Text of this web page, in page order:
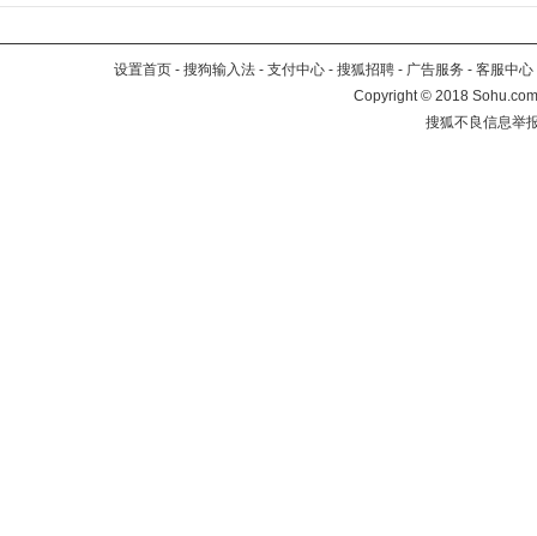
设置首页 - 搜狗输入法 - 支付中心 - 搜狐招聘 - 广告服务 - 客服中心
Copyright©2018
搜狐不良信息举